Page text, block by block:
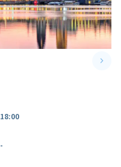
keyboard_arrow_right
18:00
-